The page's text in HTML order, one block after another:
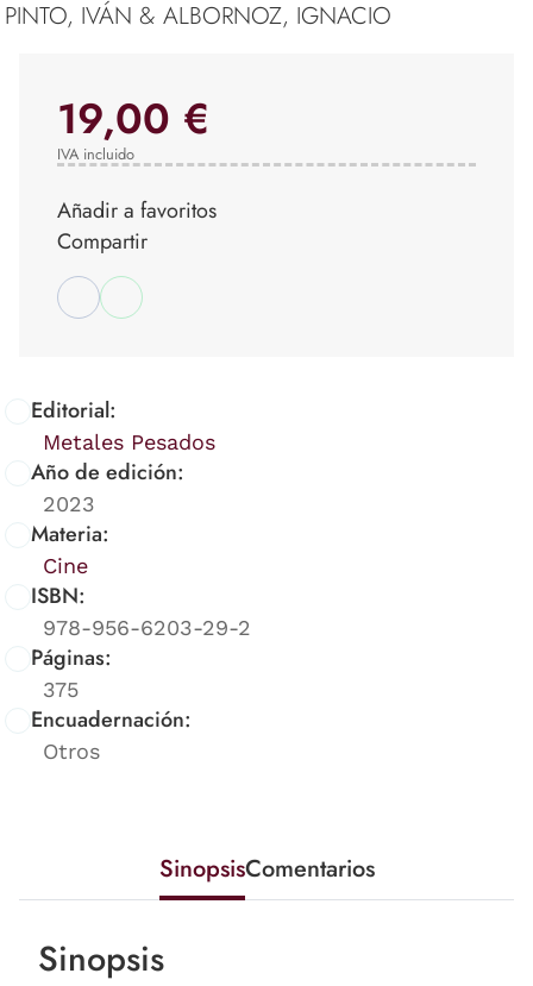
PINTO, IVÁN & ALBORNOZ, IGNACIO
Editorial:
Metales Pesados
Año de edición:
2023
Materia:
Cine
ISBN:
978-956-6203-29-2
Páginas:
375
Encuadernación:
Otros
19,00 €
IVA incluido
Añadir a favoritos
Compartir
SinopsisComentarios
Sinopsis